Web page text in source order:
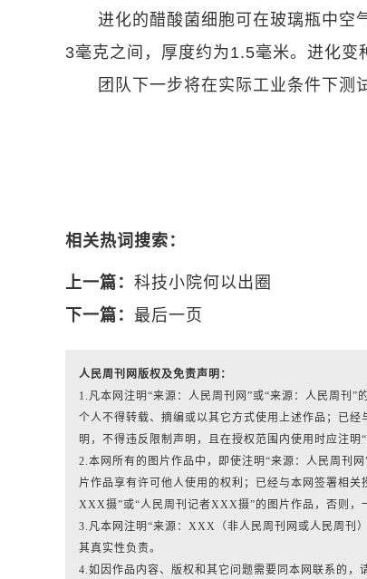
进化的醋酸菌细胞可在玻璃瓶中
3毫克之间，厚度约为1.5毫米。进化变
团队下一步将在实际工业条件下测
相关热词搜索：
上一篇： 科技小院何以出圈
下一篇： 最后一页
人民周刊网版权及免责声明：
1.凡本网注明“来源：人民周刊网”或“来源：人民周刊
个人不得转载、摘编或以其它方式使用上述作品；已
明，不得违反限制声明，且在授权范围内使用时应注明
2.本网所有的图片作品中，即使注明“来源：人民周刊
片作品享有许可他人使用的权利；已经与本网签署相
XXX摄”或“人民周刊记者XXX摄”的图片作品，否则，
3.凡本网注明“来源：XXX（非人民周刊网或人民周刊
其真实性负责。
4.如因作品内容、版权和其它问题需要同本网联系的，